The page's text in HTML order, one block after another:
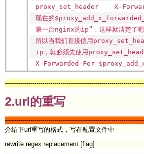
proxy_set_header X-
现在的
第一台nginx的ip”，这样就清楚了
所以当我们直接使用
ip，就必须先使用
X-Forwarded-For
2.url的重写
介绍下url重写的格式，写在配置文件中
rewrite regex replacement [flag]